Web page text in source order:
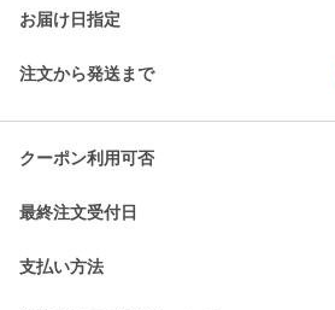
お届け日指定
注文から発送まで
クーポン利用可否
最終注文受付日
支払い方法